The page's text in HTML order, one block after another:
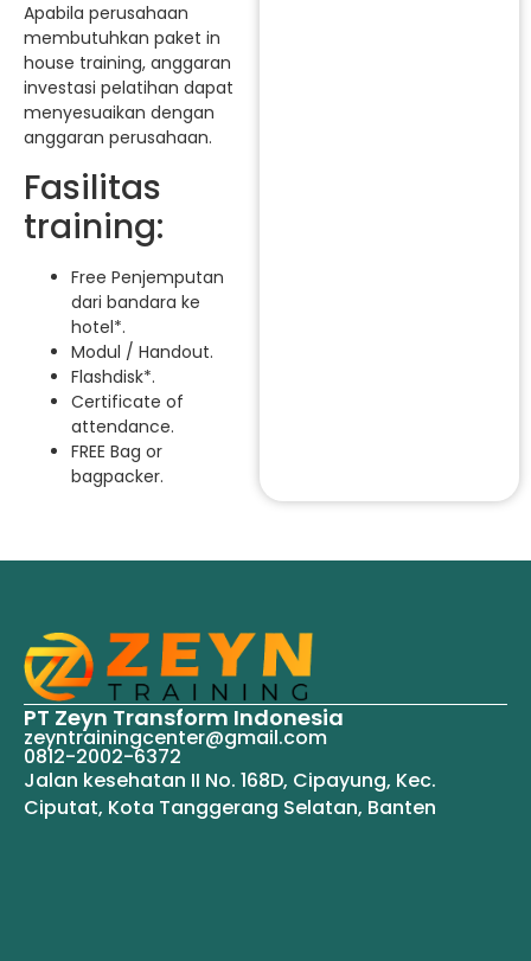
Apabila perusahaan
membutuhkan paket in
house training, anggaran
investasi pelatihan dapat
menyesuaikan dengan
anggaran perusahaan.
Fasilitas
training:
Free Penjemputan
dari bandara ke
hotel*.
Modul / Handout.
Flashdisk*.
Certificate of
attendance.
FREE Bag or
bagpacker.
PT Zeyn Transform Indonesia
zeyntrainingcenter@gmail.com
0812-2002-6372
Jalan kesehatan II No. 168D, Cipayung, Kec.
Ciputat, Kota Tanggerang Selatan, Banten